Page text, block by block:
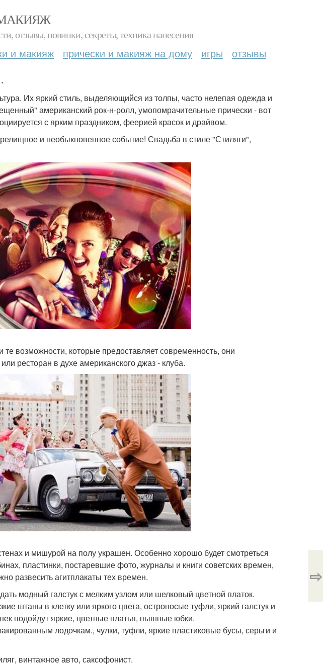
отзывы, новинки, секреты, техника нанесения
и макияж прически и макияж на дому игры отзывы
Их яркий стиль, выделяющийся из толпы, часто нелепая одежда и
американский рок-н-ролл, умопомрачительные прически - вот
с ярким праздником, феерией красок и драйвом.
и необыкновенное событие! Свадьба в стиле "Стиляги",
возможности, которые предоставляет современность, они
ресторан в духе американского джаз - клуба.
и мишурой на полу украшен. Особенно хорошо будет смотреться
пластинки, постаревшие фото, журналы и книги советских времен,
развесить агитплакаты тех времен.
модный галстук с мелким узлом или шелковый цветной платок.
штаны в клетку или яркого цвета, остроносые туфли, яркий галстук и
подойдут яркие, цветные платья, пышные юбки.
лодочкам., чулки, туфли, яркие пластиковые бусы, серьги и
винтажное авто, саксофонист.
⇨